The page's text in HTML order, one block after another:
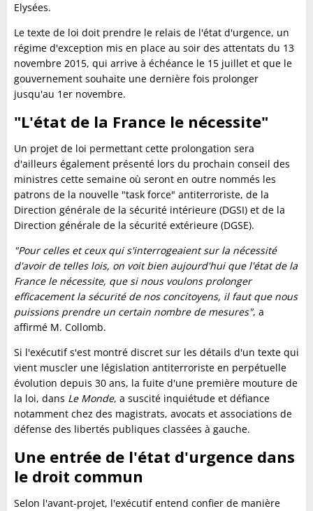
Elysées.
Le texte de loi doit prendre le relais de l'état d'urgence, un
régime d'exception mis en place au soir des attentats du 13
novembre 2015, qui arrive à échéance le 15 juillet et que le
gouvernement souhaite une dernière fois prolonger
jusqu'au 1er novembre.
"L'état de la France le nécessite"
Un projet de loi permettant cette prolongation sera
d'ailleurs également présenté lors du prochain conseil des
ministres cette semaine où seront en outre nommés les
patrons de la nouvelle "task force" antiterroriste, de la
Direction générale de la sécurité intérieure (DGSI) et de la
Direction générale de la sécurité extérieure (DGSE).
"Pour celles et ceux qui s'interrogeaient sur la nécessité
d'avoir de telles lois, on voit bien aujourd'hui que l'état de la
France le nécessite, que si nous voulons prolonger
efficacement la sécurité de nos concitoyens, il faut que nous
puissions prendre un certain nombre de mesures", a
affirmé M. Collomb.
Si l'exécutif s'est montré discret sur les détails d'un texte qui
vient muscler une législation antiterroriste en perpétuelle
évolution depuis 30 ans, la fuite d'une première mouture de
la loi, dans Le Monde, a suscité inquiétude et défiance
notamment chez des magistrats, avocats et associations de
défense des libertés publiques classées à gauche.
Une entrée de l'état d'urgence dans
le droit commun
Selon l'avant-projet, l'exécutif entend confier de manière